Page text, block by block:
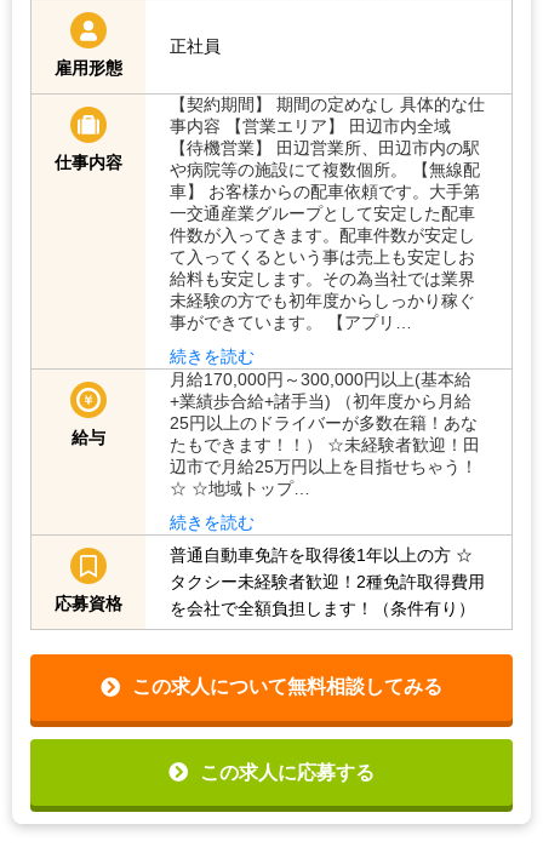
雇用形態
正社員
仕事内容
【契約期間】 期間の定めなし 具体的な仕
事内容 【営業エリア】 田辺市内全域
【待機営業】 田辺営業所、田辺市内の駅
や病院等の施設にて複数個所。 【無線配
車】 お客様からの配車依頼です。大手第
一交通産業グループとして安定した配車
件数が入ってきます。配車件数が安定し
て入ってくるという事は売上も安定しお
給料も安定します。その為当社では業界
未経験の方でも初年度からしっかり稼ぐ
事ができています。 【アプリ…
続きを読む
給与
月給170,000円～300,000円以上(基本給
+業績歩合給+諸手当) （初年度から月給
25円以上のドライバーが多数在籍！あな
たもできます！！） ☆未経験者歓迎！田
辺市で月給25万円以上を目指せちゃう！
☆ ☆地域トップ…
続きを読む
応募資格
普通自動車免許を取得後1年以上の方 ☆
タクシー未経験者歓迎！2種免許取得費用
を会社で全額負担します！（条件有り）
この求人について無料相談してみる
この求人に応募する